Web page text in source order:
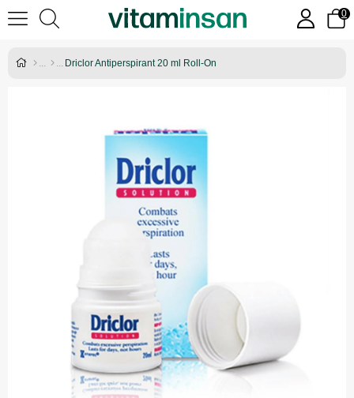
0
Driclor Antiperspirant 20 ml Roll-On